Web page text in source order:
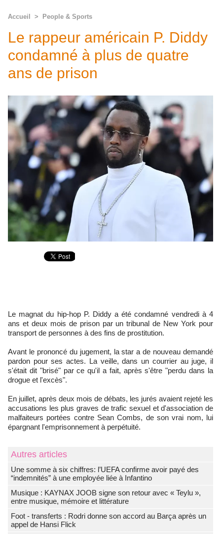
Accueil > People & Sports
Le rappeur américain P. Diddy
condamné à plus de quatre
ans de prison
Le magnat du hip-hop P. Diddy a été condamné vendredi à 4
ans et deux mois de prison par un tribunal de New York pour
transport de personnes à des fins de prostitution.
Avant le prononcé du jugement, la star a de nouveau demandé
pardon pour ses actes. La veille, dans un courrier au juge, il
s'était dit "brisé" par ce qu'il a fait, après s'être "perdu dans la
drogue et l'excès".
En juillet, après deux mois de débats, les jurés avaient rejeté les
accusations les plus graves de trafic sexuel et d'association de
malfaiteurs portées contre Sean Combs, de son vrai nom, lui
épargnant l'emprisonnement à perpétuité.
Autres articles
Une somme à six chiffres: l’UEFA confirme avoir payé des
“indemnités” à une employée liée à Infantino
Musique : KAYNAX JOOB signe son retour avec « Teylu »,
entre musique, mémoire et littérature
Foot - transferts : Rodri donne son accord au Barça après un
appel de Hansi Flick